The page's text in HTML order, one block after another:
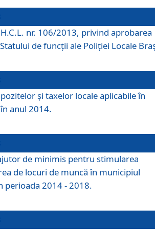
nr. 106/2013, privind aprobarea
de funcţii ale Poliţiei Locale
şi taxelor locale aplicabile în
anul 2014.
de minimis pentru stimularea
de locuri de muncă în municipiul
perioada 2014 - 2018.